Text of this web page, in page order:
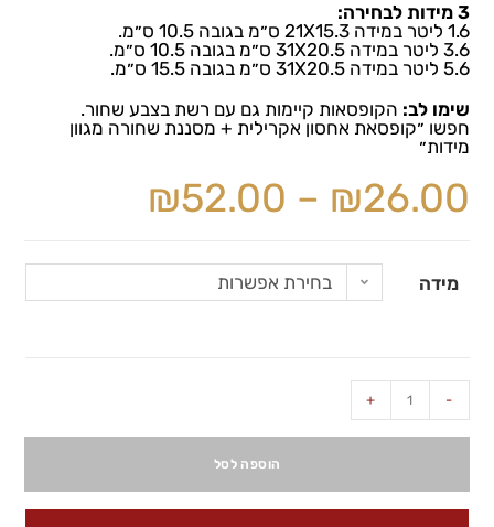
3 מידות לבחירה:
1.6 ליטר במידה 21X15.3 ס״מ בגובה 10.5 ס״מ.
3.6 ליטר במידה 31X20.5 ס״מ בגובה 10.5 ס״מ.
5.6 ליטר במידה 31X20.5 ס״מ בגובה 15.5 ס״מ.
שימו לב: הקופסאות קיימות גם עם רשת בצבע שחור.
חפשו ״קופסאת אחסון אקרילית + מסננת שחורה מגוון
מידות״
₪26.00
–
₪52.00
מידה בחירת אפשרות
-
+
הוספה לסל